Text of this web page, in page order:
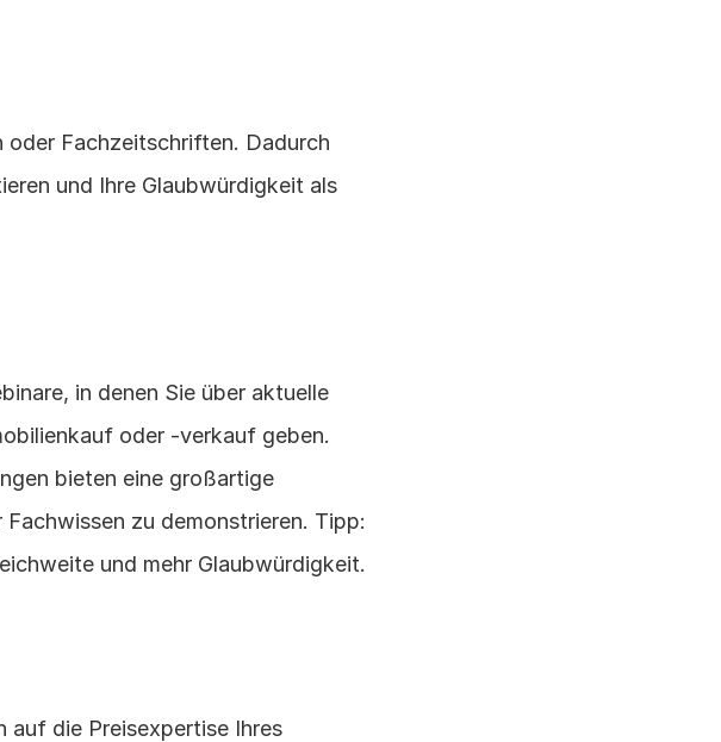
oder Fachzeitschriften. Dadurch
und Ihre Glaubwürdigkeit als
in denen Sie über aktuelle
oder -verkauf geben.
bieten eine großartige
zu demonstrieren. Tipp:
und mehr Glaubwürdigkeit.
auf die Preisexpertise Ihres